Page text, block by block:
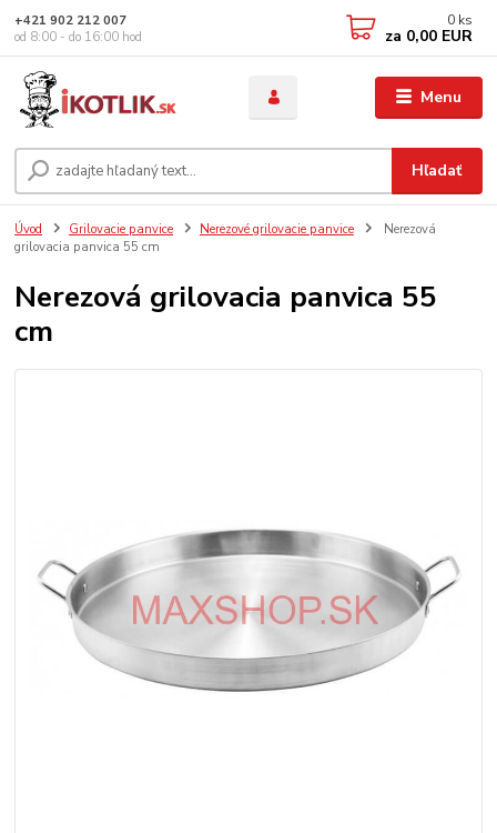
Menu
Hľadať
+421 902 212 007
od 8:00 - do 16:00 hod
0 ks
za 0,00 EUR
Úvod Grilovacie panvice Nerezové grilovacie panvice
Nerezová
grilovacia panvica 55 cm
Nerezová grilovacia panvica 55
cm